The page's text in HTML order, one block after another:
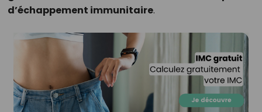
d’échappement immunitaire.